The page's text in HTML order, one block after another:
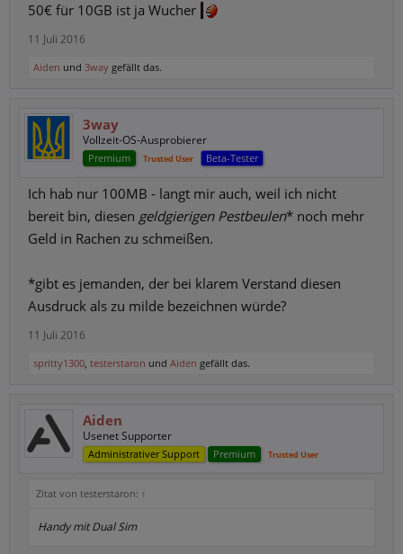
50€ für 10GB ist ja Wucher
11 Juli 2016
Aiden und 3way gefällt das.
3way
Vollzeit-OS-Ausprobierer
Premium Trusted User Beta-Tester
Ich hab nur 100MB - langt mir auch, weil ich nicht
bereit bin, diesen geldgierigen Pestbeulen* noch mehr
Geld in Rachen zu schmeißen.
*gibt es jemanden, der bei klarem Verstand diesen
Ausdruck als zu milde bezeichnen würde?
11 Juli 2016
spritty1300, testerstaron und Aiden gefällt das.
Aiden
Usenet Supporter
Administrativer Support Premium Trusted User
Zitat von testerstaron: ↑
Handy mit Dual Sim